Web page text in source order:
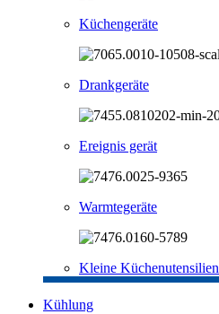
Küchengeräte
Drankgeräte
Ereignis gerät
Warmtegeräte
Kleine Küchenutensilien
Kühlung